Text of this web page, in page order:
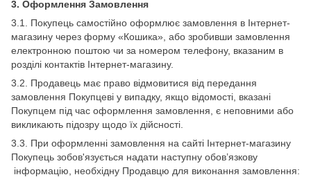
3. Оформлення Замовлення
3.1. Покупець самостійно оформлює замовлення в Інтернет-
магазину через форму «Кошика», або зробивши замовлення
електронною поштою чи за номером телефону, вказаним в
розділі контактів Інтернет-магазину.
3.2. Продавець має право відмовитися від передання
замовлення Покупцеві у випадку, якщо відомості, вказані
Покупцем під час оформлення замовлення, є неповними або
викликають підозру щодо їх дійсності.
3.3. При оформленні замовлення на сайті Інтернет-магазину
Покупець зобов'язується надати наступну обов’язкову
інформацію, необхідну Продавцю для виконання замовлення: